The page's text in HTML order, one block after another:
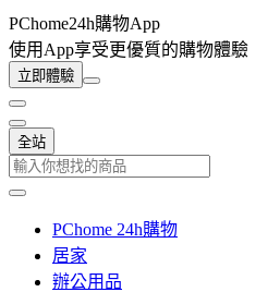
PChome24h購物App
使用App享受更優質的購物體驗
立即體驗
全站
PChome 24h購物
居家
辦公用品